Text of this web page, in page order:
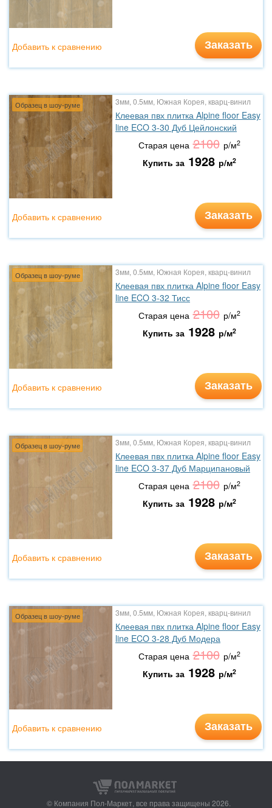
Заказать
Добавить к сравнению
Образец в шоу-руме 3мм, 0.5мм, Южная Корея, кварц-винил
Клеевая пвх плитка Alpine floor Easy
line ECO 3-30 Дуб Цейлонский
Старая цена 2100 р/м2
Купить за 1928 р/м2
Заказать
Добавить к сравнению
Образец в шоу-руме 3мм, 0.5мм, Южная Корея, кварц-винил
Клеевая пвх плитка Alpine floor Easy
line ECO 3-32 Тисс
Старая цена 2100 р/м2
Купить за 1928 р/м2
Заказать
Добавить к сравнению
Образец в шоу-руме 3мм, 0.5мм, Южная Корея, кварц-винил
Клеевая пвх плитка Alpine floor Easy
line ECO 3-37 Дуб Марципановый
Старая цена 2100 р/м2
Купить за 1928 р/м2
Заказать
Добавить к сравнению
Образец в шоу-руме 3мм, 0.5мм, Южная Корея, кварц-винил
Клеевая пвх плитка Alpine floor Easy
line ECO 3-28 Дуб Модера
Старая цена 2100 р/м2
Купить за 1928 р/м2
Заказать
Добавить к сравнению
© Компания Пол-Маркет, все права защищены 2026.